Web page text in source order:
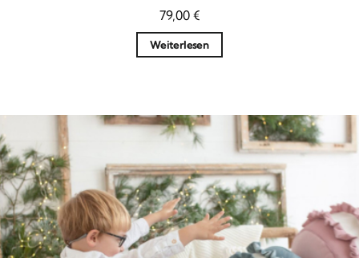
79,00 €
Weiterlesen